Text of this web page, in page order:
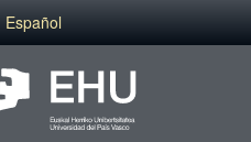
Español